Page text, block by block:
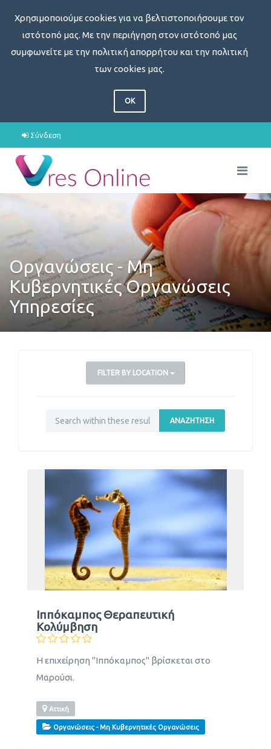
Χρησιμοποιούμε cookies για να βελτιστοποιήσουμε τον
ιστότοπό μας. Με την περιήγηση στον ιστότοπό μας
συμφωνείτε με την πολιτική απορρήτου και την πολιτική
των cookies μας.
OK
Σύνδεση
Οργανώσεις - Μη
Κυβερνητικές Οργανώσεις
Υπηρεσίες
FILTER BY LOCATION
ΑΝΑΖΉΤΗΣΗ
Ιππόκαμπος Θεραπευτική
Κολύμβηση
Η επιχείρηση "Ιππόκαμπος" βρίσκεται στο
Μαρούσι.
Αττική
Οργανώσεις - Μη Κυβερνητικές Οργανώσεις